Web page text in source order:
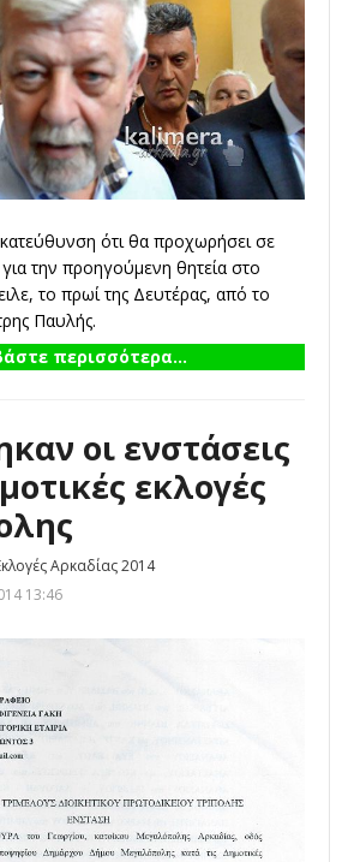
ότι θα προχωρήσει σε
την προηγούμενη θητεία στο
το πρωί της Δευτέρας, από το
Παυλής.
περισσότερα...
οι ενστάσεις
εκλογές
Αρκαδίας 2014
13:46